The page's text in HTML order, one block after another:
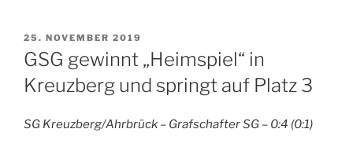
VERÖFFENTLICHT
AM
25. NOVEMBER 2019
GSG gewinnt „Heimspiel“ in
Kreuzberg und springt auf Platz 3
SG Kreuzberg/Ahrbrück – Grafschafter SG – 0:4 (0:1)